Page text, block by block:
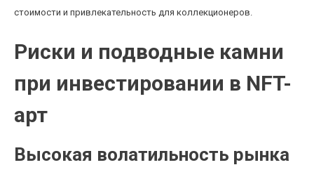
стоимости и привлекательность для коллекционеров.
Риски и подводные камни
при инвестировании в NFT-
арт
Высокая волатильность рынка